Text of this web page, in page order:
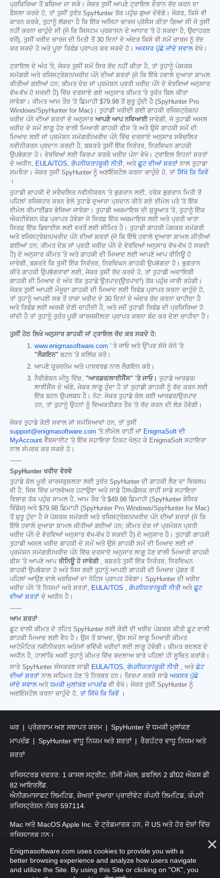
ਪ੍ਰਕਿਰਿਆ ਤੋਂ ਬਚਿਆ ਜਾ ਸਕੇ। ਜੇਕਰ ਤੁਸੀਂ ਆਪਣੇ ਟ੍ਰਾਇਲ ਦੌਰਾਨ ਰੱਦ ਕਰਨ ਦਾ
ਫੈਸਲਾ ਕਰਦੇ ਹੋ, ਤਾਂ ਤੁਸੀਂ ਤੁਰੰਤ SpyHunter ਤੱਕ ਪਹੁੰਚ ਗੁਆ ਦੇਵੋਗੇ। ਜੇਕਰ, ਕਿਸੇ ਵੀ
ਕਾਰਨ ਕਰਕੇ, ਤੁਹਾਨੂੰ ਲੱਗਦਾ ਹੈ ਕਿ ਇੱਕ ਅਜਿਹਾ ਚਾਰਜ ਪ੍ਰੋਸੈਸ ਕੀਤਾ ਗਿਆ ਸੀ ਜੋ ਤੁਸੀਂ
ਨਹੀਂ ਕਰਨਾ ਚਾਹੁੰਦੇ ਸੀ (ਜੋ ਕਿ ਸਿਸਟਮ ਪ੍ਰਸ਼ਾਸਨ ਦੇ ਆਧਾਰ 'ਤੇ ਹੋ ਸਕਦਾ ਹੈ, ਉਦਾਹਰਣ
ਵਜੋਂ), ਤੁਸੀਂ ਖਰੀਦ ਚਾਰਜ ਦੀ ਮਿਤੀ ਤੋਂ 30 ਦਿਨਾਂ ਦੇ ਅੰਦਰ ਕਿਸੇ ਵੀ ਸਮੇਂ ਚਾਰਜ ਨੂੰ ਰੱਦ
ਕਰ ਸਕਦੇ ਹੋ ਅਤੇ ਪੂਰਾ ਰਿਫੰਡ ਪ੍ਰਾਪਤ ਕਰ ਸਕਦੇ ਹੋ। ਅਕਸਰ ਪੁੱਛੇ ਜਾਂਦੇ ਸਵਾਲ ਵੇਖੋ।
ਟ੍ਰਾਇਲ ਦੇ ਅੰਤ 'ਤੇ, ਜੇਕਰ ਤੁਸੀਂ ਸਮੇਂ ਸਿਰ ਰੱਦ ਨਹੀਂ ਕੀਤਾ ਹੈ, ਤਾਂ ਤੁਹਾਨੂੰ ਪੇਸ਼ਕਸ਼
ਸਮੱਗਰੀ ਅਤੇ ਰਜਿਸਟ੍ਰੇਸ਼ਨ/ਖਰੀਦ ਪੰਨੇ ਦੀਆਂ ਸ਼ਰਤਾਂ (ਜੋ ਕਿ ਇੱਥੇ ਹਵਾਲੇ ਦੁਆਰਾ ਸ਼ਾਮਲ
ਕੀਤੀਆਂ ਗਈਆਂ ਹਨ; ਕੀਮਤ ਦੇਸ਼ ਜਾਂ ਪ੍ਰਮੋਸ਼ਨ ਪ੍ਰਤੀ ਖਰੀਦ ਪੰਨੇ ਦੇ ਵੇਰਵਿਆਂ ਅਨੁਸਾਰ
ਵੱਖ-ਵੱਖ ਹੋ ਸਕਦੀ ਹੈ) ਵਿੱਚ ਦਰਸਾਏ ਗਏ ਅਨੁਸਾਰ ਕੀਮਤ 'ਤੇ ਤੁਰੰਤ ਬਿਲ ਕੀਤਾ
ਜਾਵੇਗਾ। ਕੀਮਤ ਆਮ ਤੌਰ 'ਤੇ ਛਿਮਾਹੀ $79.98 ਤੋਂ ਸ਼ੁਰੂ ਹੁੰਦੀ ਹੈ (SpyHunter Pro
Windows/SpyHunter for Mac)। ਤੁਹਾਡੀ ਖਰੀਦੀ ਗਈ ਗਾਹਕੀ ਰਜਿਸਟ੍ਰੇਸ਼ਨ/
ਖਰੀਦ ਪੰਨੇ ਦੀਆਂ ਸ਼ਰਤਾਂ ਦੇ ਅਨੁਸਾਰ ਆਪਣੇ ਆਪ ਨਵਿਆਈਜਾਵੇਗੀ, ਜੋ ਤੁਹਾਡੀ ਅਸਲ
ਖਰੀਦ ਦੇ ਸਮੇਂ ਲਾਗੂ ਹੋਣ ਵਾਲੀ ਮਿਆਰੀ ਗਾਹਕੀ ਫੀਸ 'ਤੇ ਅਤੇ ਉਸੇ ਗਾਹਕੀ ਸਮੇਂ ਦੀ
ਮਿਆਦ ਲਈ ਜਾਂ ਪ੍ਰਮੋਸ਼ਨ ਸਮੱਗਰੀ/ਖਰੀਦ ਪੰਨੇ ਵਿੱਚ ਦਰਸਾਏ ਅਨੁਸਾਰ ਸਵੈਚਲਿਤ
ਨਵੀਨੀਕਰਨ ਪ੍ਰਦਾਨ ਕਰਦੀ ਹੈ, ਬਸ਼ਰਤੇ ਤੁਸੀਂ ਇੱਕ ਨਿਰੰਤਰ, ਨਿਰਵਿਘਨ ਗਾਹਕੀ
ਉਪਭੋਗਤਾ ਹੋ। ਵੇਰਵਿਆਂ ਲਈ ਕਿਰਪਾ ਕਰਕੇ ਖਰੀਦ ਪੰਨਾ ਵੇਖੋ। ਟ੍ਰਾਇਲ ਇਹਨਾਂ ਸ਼ਰਤਾਂ
ਦੇ ਅਧੀਨ,
EULA/TOS ਗੋਪਨੀਯਤਾ/ਕੂਕੀ ਨੀਤੀ , ਅਤੇ ਛੂਟ ਦੀਆਂ ਸ਼ਰਤਾਂ ਨਾਲ ਤੁਹਾਡਾ
ਸਮਝੌਤਾ। ਜੇਕਰ ਤੁਸੀਂ SpyHunter ਨੂੰ ਅਣਇੰਸਟੌਲ ਕਰਨਾ ਚਾਹੁੰਦੇ ਹੋ, ਤਾਂ ਸਿੱਖੋ ਕਿ ਕਿਵੇਂ
।
ਤੁਹਾਡੀ ਗਾਹਕੀ ਦੇ ਸਵੈਚਲਿਤ ਨਵੀਨੀਕਰਨ 'ਤੇ ਭੁਗਤਾਨ ਲਈ, ਹਰੇਕ ਭੁਗਤਾਨ ਮਿਤੀ ਤੋਂ
ਪਹਿਲਾਂ ਰਜਿਸਟਰ ਕਰਨ ਵੇਲੇ ਤੁਹਾਡੇ ਦੁਆਰਾ ਪ੍ਰਦਾਨ ਕੀਤੇ ਗਏ ਈਮੇਲ ਪਤੇ 'ਤੇ ਇੱਕ
ਈਮੇਲ ਰੀਮਾਈਂਡਰ ਭੇਜਿਆ ਜਾਵੇਗਾ। ਤੁਹਾਡੀ ਅਜ਼ਮਾਇਸ਼ ਦੀ ਸ਼ੁਰੂਆਤ 'ਤੇ, ਤੁਹਾਨੂੰ ਇੱਕ
ਐਕਟੀਵੇਸ਼ਨ ਕੋਡ ਪ੍ਰਾਪਤ ਹੋਵੇਗਾ ਜੋ ਸਿਰਫ਼ ਇੱਕ ਅਜ਼ਮਾਇਸ਼ ਲਈ ਅਤੇ ਪ੍ਰਤੀ ਖਾਤਾ
ਸਿਰਫ਼ ਇੱਕ ਡਿਵਾਈਸ ਲਈ ਵਰਤੋਂ ਲਈ ਸੀਮਿਤ ਹੈ। ਤੁਹਾਡੀ ਗਾਹਕੀ ਪੇਸ਼ਕਸ਼ ਸਮੱਗਰੀ
ਅਤੇ ਰਜਿਸਟ੍ਰੇਸ਼ਨ/ਖਰੀਦ ਪੰਨੇ ਦੀਆਂ ਸ਼ਰਤਾਂ (ਜੋ ਕਿ ਇੱਥੇ ਹਵਾਲੇ ਦੁਆਰਾ ਸ਼ਾਮਲ ਕੀਤੀਆਂ
ਗਈਆਂ ਹਨ; ਕੀਮਤ ਦੇਸ਼ ਜਾਂ ਪ੍ਰਤੀ ਖਰੀਦ ਪੰਨੇ ਦੇ ਵੇਰਵਿਆਂ ਅਨੁਸਾਰ ਵੱਖ-ਵੱਖ ਹੋ ਸਕਦੀ
ਹੈ) ਦੇ ਅਨੁਸਾਰ ਕੀਮਤ 'ਤੇ ਅਤੇ ਗਾਹਕੀ ਦੀ ਮਿਆਦ ਲਈ ਆਪਣੇ ਆਪ ਰੀਨਿਊ ਹੋ
ਜਾਵੇਗੀ, ਬਸ਼ਰਤੇ ਕਿ ਤੁਸੀਂ ਇੱਕ ਨਿਰੰਤਰ, ਨਿਰਵਿਘਨ ਗਾਹਕੀ ਉਪਭੋਗਤਾ ਹੋ। ਭੁਗਤਾਨ
ਕੀਤੇ ਗਾਹਕੀ ਉਪਭੋਗਤਾਵਾਂ ਲਈ, ਜੇਕਰ ਤੁਸੀਂ ਰੱਦ ਕਰਦੇ ਹੋ, ਤਾਂ ਤੁਹਾਡੀ ਅਦਾਇਗੀ
ਗਾਹਕੀ ਦੀ ਮਿਆਦ ਦੇ ਅੰਤ ਤੱਕ ਤੁਹਾਡੇ ਉਤਪਾਦ(ਉਤਪਾਦਾਂ) ਤੱਕ ਪਹੁੰਚ ਜਾਰੀ ਰਹੇਗੀ।
ਜੇਕਰ ਤੁਸੀਂ ਆਪਣੀ ਮੌਜੂਦਾ ਗਾਹਕੀ ਦੀ ਮਿਆਦ ਲਈ ਰਿਫੰਡ ਪ੍ਰਾਪਤ ਕਰਨਾ ਚਾਹੁੰਦੇ ਹੋ,
ਤਾਂ ਤੁਹਾਨੂੰ ਆਪਣੀ ਸਭ ਤੋਂ ਤਾਜ਼ਾ ਖਰੀਦ ਦੇ 30 ਦਿਨਾਂ ਦੇ ਅੰਦਰ ਰੱਦ ਕਰਨਾ ਚਾਹੀਦਾ ਹੈ
ਅਤੇ ਰਿਫੰਡ ਲਈ ਅਰਜ਼ੀ ਦੇਣੀ ਚਾਹੀਦੀ ਹੈ, ਅਤੇ ਜਦੋਂ ਤੁਹਾਡੀ ਰਿਫੰਡ ਦੀ ਪ੍ਰਕਿਰਿਆ ਹੋ
ਜਾਂਦੀ ਹੈ ਤਾਂ ਤੁਹਾਨੂੰ ਤੁਰੰਤ ਪੂਰੀ ਕਾਰਜਸ਼ੀਲਤਾ ਪ੍ਰਾਪਤ ਕਰਨਾ ਬੰਦ ਕਰ ਦੇਣਾ ਚਾਹੀਦਾ ਹੈ।
ਤੁਸੀਂ ਹੇਠ ਲਿਖੇ ਅਨੁਸਾਰ ਗਾਹਕੀ ਜਾਂ ਟ੍ਰਾਇਲ ਰੱਦ ਕਰ ਸਕਦੇ ਹੋ:
www.enigmasoftware.com ' ਤੇ ਜਾਓ ਅਤੇ ਉੱਪਰ ਸੱਜੇ ਕੋਨੇ 'ਤੇ
"ਲੌਗਇਨ" ਬਟਨ 'ਤੇ ਕਲਿੱਕ ਕਰੋ।
ਆਪਣੇ ਯੂਜ਼ਰਨੇਮ ਅਤੇ ਪਾਸਵਰਡ ਨਾਲ ਲੌਗਇਨ ਕਰੋ।
ਨੈਵੀਗੇਸ਼ਨ ਮੀਨੂ ਵਿੱਚ, "ਆਰਡਰ/ਲਾਈਸੈਂਸ" 'ਤੇ ਜਾਓ। ਤੁਹਾਡੇ ਆਰਡਰ/
ਲਾਈਸੈਂਸ ਦੇ ਅੱਗੇ, ਜੇਕਰ ਲਾਗੂ ਹੁੰਦਾ ਹੈ ਤਾਂ ਤੁਹਾਡੀ ਗਾਹਕੀ ਨੂੰ ਰੱਦ ਕਰਨ ਲਈ
ਇੱਕ ਬਟਨ ਉਪਲਬਧ ਹੈ। ਨੋਟ: ਜੇਕਰ ਤੁਹਾਡੇ ਕੋਲ ਕਈ ਆਰਡਰ/ਉਤਪਾਦ
ਹਨ, ਤਾਂ ਤੁਹਾਨੂੰ ਉਹਨਾਂ ਨੂੰ ਵਿਅਕਤੀਗਤ ਤੌਰ 'ਤੇ ਰੱਦ ਕਰਨ ਦੀ ਲੋੜ ਹੋਵੇਗੀ।
ਜੇਕਰ ਤੁਹਾਡੇ ਕੋਈ ਸਵਾਲ ਜਾਂ ਸਮੱਸਿਆਵਾਂ ਹਨ, ਤਾਂ ਤੁਸੀਂ
support@enigmasoftware.com 'ਤੇ ਈਮੇਲ ਰਾਹੀਂ ਜਾਂ EnigmaSoft ਦੀ
MyAccount ਵੈੱਬਸਾਈਟ 'ਤੇ ਇੱਕ ਸਹਾਇਤਾ ਟਿਕਟ ਖੋਲ੍ਹ ਕੇ EnigmaSoft ਸਹਾਇਤਾ
ਨਾਲ ਸੰਪਰਕ ਕਰ ਸਕਦੇ ਹੋ।
------
SpyHunter ਖਰੀਦ ਵੇਰਵੇ
ਤੁਹਾਡੇ ਕੋਲ ਪੂਰੀ ਕਾਰਜਕੁਸ਼ਲਤਾ ਲਈ ਤੁਰੰਤ SpyHunter ਦੀ ਗਾਹਕੀ ਲੈਣ ਦਾ ਵਿਕਲਪ
ਵੀ ਹੈ, ਜਿਸ ਵਿੱਚ ਮਾਲਵੇਅਰ ਹਟਾਉਣਾ ਅਤੇ ਸਾਡੇ ਹੈਲਪਡੈਸਕ ਰਾਹੀਂ ਸਾਡੇ ਸਹਾਇਤਾ
ਵਿਭਾਗ ਤੱਕ ਪਹੁੰਚ ਸ਼ਾਮਲ ਹੈ, ਆਮ ਤੌਰ 'ਤੇ $49.98 ਛਿਮਾਹੀ (SpyHunter ਬੇਸਿਕ
ਵਿੰਡੋਜ਼) ਅਤੇ $79.98 ਛਿਮਾਹੀ (SpyHunter Pro Windows/SpyHunter for Mac)
ਤੋਂ ਸ਼ੁਰੂ ਹੁੰਦਾ ਹੈ ਜੋ ਪੇਸ਼ਕਸ਼ ਸਮੱਗਰੀ ਅਤੇ ਰਜਿਸਟ੍ਰੇਸ਼ਨ/ਖਰੀਦ ਪੰਨੇ ਦੀਆਂ ਸ਼ਰਤਾਂ (ਜੋ ਕਿ
ਇੱਥੇ ਹਵਾਲੇ ਦੁਆਰਾ ਸ਼ਾਮਲ ਕੀਤੀਆਂ ਗਈਆਂ ਹਨ; ਕੀਮਤ ਦੇਸ਼ ਜਾਂ ਪ੍ਰਮੋਸ਼ਨ ਪ੍ਰਤੀ
ਖਰੀਦ ਪੰਨੇ ਦੇ ਵੇਰਵਿਆਂ ਅਨੁਸਾਰ ਵੱਖ-ਵੱਖ ਹੋ ਸਕਦੀ ਹੈ) ਦੇ ਅਨੁਸਾਰ ਹੈ। ਤੁਹਾਡੀ ਗਾਹਕੀ
ਤੁਹਾਡੀ ਅਸਲ ਖਰੀਦ ਗਾਹਕੀ ਦੇ ਸਮੇਂ ਅਤੇ ਉਸੇ ਗਾਹਕੀ ਸਮੇਂ ਦੀ ਮਿਆਦ ਲਈ ਜਾਂ
ਪ੍ਰਮੋਸ਼ਨ ਸਮੱਗਰੀ/ਖਰੀਦ ਪੰਨੇ ਵਿੱਚ ਦਰਸਾਏ ਅਨੁਸਾਰ ਲਾਗੂ ਹੋਣ ਵਾਲੀ ਮਿਆਰੀ ਗਾਹਕੀ
ਫੀਸ 'ਤੇ ਆਪਣੇ ਆਪ ਰੀਨਿਊ ਹੋ ਜਾਵੇਗੀ, ਬਸ਼ਰਤੇ ਤੁਸੀਂ ਇੱਕ ਨਿਰੰਤਰ, ਨਿਰਵਿਘਨ
ਗਾਹਕੀ ਉਪਭੋਗਤਾ ਹੋ ਅਤੇ ਜਿਸ ਲਈ ਤੁਹਾਨੂੰ ਆਪਣੀ ਗਾਹਕੀ ਦੀ ਮਿਆਦ ਪੁੱਗਣ ਤੋਂ
ਪਹਿਲਾਂ ਆਉਣ ਵਾਲੇ ਖਰਚਿਆਂ ਦਾ ਨੋਟਿਸ ਪ੍ਰਾਪਤ ਹੋਵੇਗਾ। SpyHunter ਦੀ ਖਰੀਦ
ਖਰੀਦ ਪੰਨੇ 'ਤੇ ਨਿਯਮਾਂ ਅਤੇ ਸ਼ਰਤਾਂ, EULA/TOS , ਗੋਪਨੀਯਤਾ/ਕੂਕੀ ਨੀਤੀ ਅਤੇ ਛੂਟ
ਦੀਆਂ ਸ਼ਰਤਾਂ ਦੇ ਅਧੀਨ ਹੈ।
------
ਆਮ ਸ਼ਰਤਾਂ
ਛੂਟ ਵਾਲੀ ਕੀਮਤ ਦੇ ਤਹਿਤ SpyHunter ਲਈ ਕੋਈ ਵੀ ਖਰੀਦ ਪੇਸ਼ਕਸ਼ ਕੀਤੀ ਛੂਟ ਵਾਲੀ
ਗਾਹਕੀ ਮਿਆਦ ਲਈ ਵੈਧ ਹੈ। ਉਸ ਤੋਂ ਬਾਅਦ, ਉਸ ਸਮੇਂ ਲਾਗੂ ਮਿਆਰੀ ਕੀਮਤ
ਆਟੋਮੈਟਿਕ ਨਵੀਨੀਕਰਨ ਅਤੇ/ਜਾਂ ਭਵਿੱਖੀ ਖਰੀਦਾਂ ਲਈ ਲਾਗੂ ਹੋਵੇਗੀ। ਕੀਮਤ ਬਦਲਣ ਦੇ
ਅਧੀਨ ਹੈ, ਹਾਲਾਂਕਿ ਅਸੀਂ ਤੁਹਾਨੂੰ ਕੀਮਤ ਵਿੱਚ ਬਦਲਾਅ ਬਾਰੇ ਪਹਿਲਾਂ ਹੀ ਸੂਚਿਤ ਕਰਾਂਗੇ।
ਸਾਰੇ SpyHunter ਸੰਸਕਰਣ ਸਾਡੀ EULA/TOS, ਗੋਪਨੀਯਤਾ/ਕੂਕੀ ਨੀਤੀ , ਅਤੇ ਛੋਟ
ਦੀਆਂ ਸ਼ਰਤਾਂ ਨਾਲ ਸਹਿਮਤ ਹੋਣ 'ਤੇ ਨਿਰਭਰ ਹਨ। ਕਿਰਪਾ ਕਰਕੇ ਸਾਡੇ ਅਕਸਰ ਪੁੱਛੇ
ਜਾਂਦੇ ਸਵਾਲ ਅਤੇ ਧਮਕੀ ਮੁਲਾਂਕਣ ਮਾਪਦੰਡਵੀ ਵੇਖੋ। ਜੇਕਰ ਤੁਸੀਂ SpyHunter ਨੂੰ
ਅਣਇੰਸਟੌਲ ਕਰਨਾ ਚਾਹੁੰਦੇ ਹੋ, ਤਾਂ ਸਿੱਖੋ ਕਿ ਕਿਵੇਂ।
ਘਰ ਪ੍ਰੋਗਰਾਮ ਅਣ ਸਥਾਪਤ ਕਦਮ
SpyHunter ਦੇ ਧਮਕੀ ਮੁਲਾਂਕਣ
ਮਾਪਦੰਡ
SpyHunter ਵਾਧੂ ਨਿਯਮ ਅਤੇ ਸ਼ਰਤਾਂ
ਰੈਗਹੰਟਰ ਵਾਧੂ ਨਿਯਮ ਅਤੇ
ਸ਼ਰਤਾਂ
ਰਜਿਸਟਰਡ ਦਫਤਰ: 1 ਕਾਸਲ ਸਟ੍ਰੀਟ, ਤੀਜੀ ਮੰਜ਼ਲ, ਡਬਲਿਨ 2 ਡੀ02 ਐਕਸ ਡੀ
82 ਆਇਰਲੈਂਡ.
ਐਨੀਗਮਾਸਾਫਟ ਲਿਮਟਿਡ, ਸ਼ੇਅਰਾਂ ਦੁਆਰਾ ਪ੍ਰਾਈਵੇਟ ਕੰਪਨੀ ਲਿਮਟਿਡ, ਕੰਪਨੀ
ਰਜਿਸਟ੍ਰੇਸ਼ਨ ਨੰਬਰ 597114.
Mac ਅਤੇ MacOS Apple Inc. ਦੇ ਟ੍ਰੇਡਮਾਰਕ ਹਨ, ਜੋ US ਅਤੇ ਹੋਰ ਦੇਸ਼ਾਂ ਵਿੱਚ
ਰਜਿਸਟਰਡ ਹਨ।
ਕਾਪੀਰਾਈਟ 2016-2026 . ਐਨੀਗਮਾਸੋਫਟ ਲਿਮਟਿਡ ਸਾਰੇ ਹੱਕ ਰਾਖਵੇਂ ਹਨ.
Enigmasoftware.com uses cookies to provide you with a
better browsing experience and analyze how users navigate
and utilize the Site. By using this Site or clicking on "OK", you